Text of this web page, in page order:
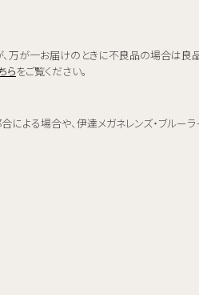
万が一お届けのときに不良品の場合は
らをご覧ください。
による場合や、伊達メガネレンズ・ブルー